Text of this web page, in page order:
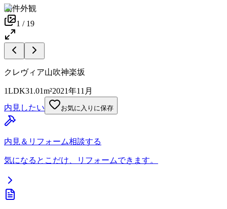
物件外観
1 / 19
クレヴィア山吹神楽坂
1LDK31.01m²2021年11月
内見したい
お気に入りに保存
内見＆リフォーム相談する
気になるとこだけ、リフォームできます。